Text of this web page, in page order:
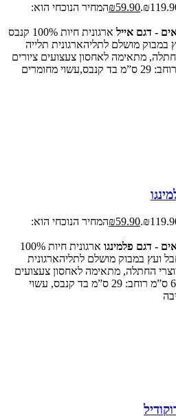
₪59.90
המחיר הנוכחי הוא:
ארגונית חיות 100% קנבס
ועץ במבוק מושלם לתליהארגונית תלייה
מתאימה לאחסון צעצועים ציורים
גובה:62 ס”מ רוחב: 29 ס”מ בד קנבס,עשוי מחומרים
₪59.90
המחיר הנוכחי הוא:
ארגונית חיות 100%
עם חבל ועץ במבוק מושלם לתליהארגונית
החתלה, מתאימה לאחסון צעצועים
גובה:62 ס”מ רוחב: 29 ס”מ בד קנבס, עשוי